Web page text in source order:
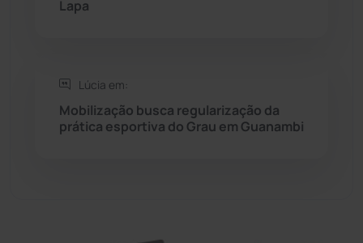
Tanque Novo
Tecnologia (12)
Lapa
Lúcia em:
Mobilização busca regularização da
prática esportiva do Grau em Guanambi